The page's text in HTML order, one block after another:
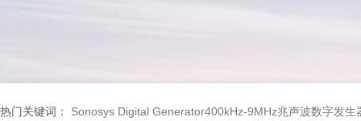
热门关键词： Sonosys Digital Generator400kHz-9MHz兆声波数字发生